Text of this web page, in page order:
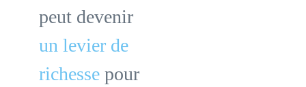
peut devenir
un levier de
richesse pour